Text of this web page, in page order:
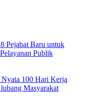
Pejabat Baru untuk
Publik
Nyata 100 Hari Kerja
Masyarakat